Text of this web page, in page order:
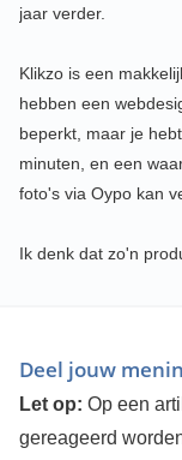
jaar verder.
Klikzo is een
hebben een
beperkt, maar je
minuten, en een
foto's via Oypo kan
Ik denk dat zo'n
Deel jouw
Let op: Op een
gereageerd